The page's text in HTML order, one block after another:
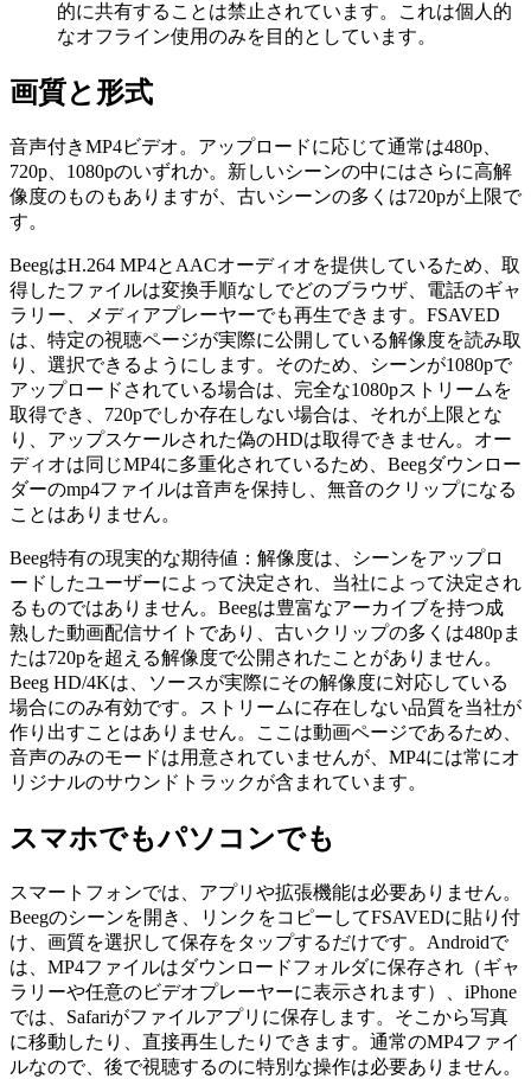
的に共有することは禁止されています。これは個人的
なオフライン使用のみを目的としています。
画質と形式
音声付きMP4ビデオ。アップロードに応じて通常は480p、
720p、1080pのいずれか。新しいシーンの中にはさらに高解
像度のものもありますが、古いシーンの多くは720pが上限で
す。
BeegはH.264 MP4とAACオーディオを提供しているため、取
得したファイルは変換手順なしでどのブラウザ、電話のギャ
ラリー、メディアプレーヤーでも再生できます。FSAVED
は、特定の視聴ページが実際に公開している解像度を読み取
り、選択できるようにします。そのため、シーンが1080pで
アップロードされている場合は、完全な1080pストリームを
取得でき、720pでしか存在しない場合は、それが上限とな
り、アップスケールされた偽のHDは取得できません。オー
ディオは同じMP4に多重化されているため、Beegダウンロー
ダーのmp4ファイルは音声を保持し、無音のクリップになる
ことはありません。
Beeg特有の現実的な期待値：解像度は、シーンをアップロ
ードしたユーザーによって決定され、当社によって決定され
るものではありません。Beegは豊富なアーカイブを持つ成
熟した動画配信サイトであり、古いクリップの多くは480pま
たは720pを超える解像度で公開されたことがありません。
Beeg HD/4Kは、ソースが実際にその解像度に対応している
場合にのみ有効です。ストリームに存在しない品質を当社が
作り出すことはありません。ここは動画ページであるため、
音声のみのモードは用意されていませんが、MP4には常にオ
リジナルのサウンドトラックが含まれています。
スマホでもパソコンでも
スマートフォンでは、アプリや拡張機能は必要ありません。
Beegのシーンを開き、リンクをコピーしてFSAVEDに貼り付
け、画質を選択して保存をタップするだけです。Androidで
は、MP4ファイルはダウンロードフォルダに保存され（ギャ
ラリーや任意のビデオプレーヤーに表示されます）、iPhone
では、Safariがファイルアプリに保存します。そこから写真
に移動したり、直接再生したりできます。通常のMP4ファイ
ルなので、後で視聴するのに特別な操作は必要ありません。